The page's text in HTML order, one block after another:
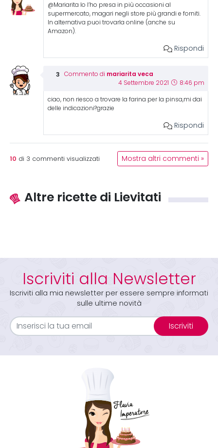
@Mariarita Io l’ho presa in più occasioni al
supermercato, magari negli store più grandi e forniti.
In alternativa puoi trovarla online (anche su
Amazon).
Rispondi
Commento di mariarita veca
4 Settembre 2021 8:46 pm
ciao, non riesco a trovare la farina per la pinsa,mi dai
delle indicazioni?grazie
Rispondi
10 di 3 commenti visualizzati Mostra altri commenti »
Altre ricette di Lievitati
Iscriviti alla Newsletter
Iscriviti alla mia newsletter per essere sempre informati
sulle ultime novità
Iscriviti